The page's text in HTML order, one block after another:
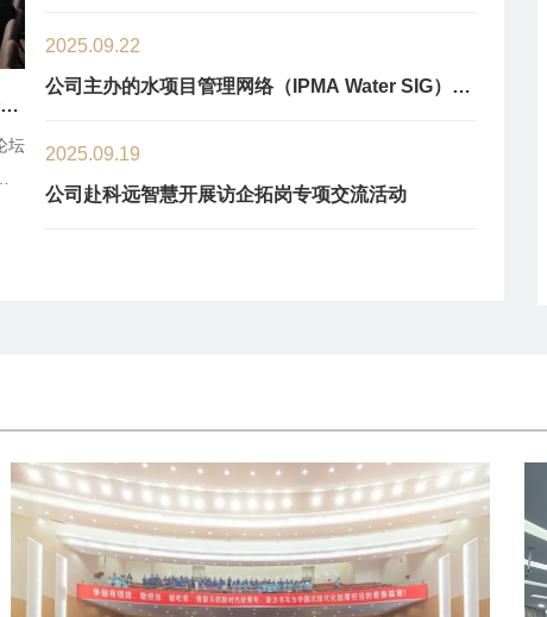
坛
过
2025.09.19
为全面深化校企合作，9月16日公司经理张长征、副经理张可、党委
岗交流活动。与科远智慧人力行政中心总监孙扉、营销管理中心副总
商精英”的使命和“上善若水、大道大德”的价值观，为培养更多具有创
新精神和实践能力的人才贡献力量，期待与科远智慧开展全面校企合
作，实现共赢。此次访企拓展岗活动进一步加深了校企之间的了解，
为双方搭建了一个更加紧密的合作平台。座谈前张长征经理一行还参
观了企业展厅，了解了企业的核心业务、关键产品和岗位需求。公司
2025.09.22
公司主办的水项目管理网络（IPMA Water SIG）专
2025.09.19
公司赴科远智慧开展访企拓岗专项交流活动